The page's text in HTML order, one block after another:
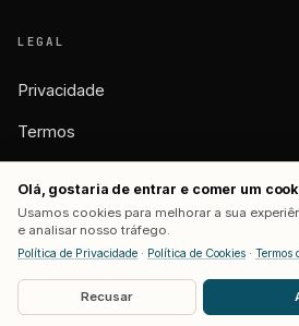
LEGAL
Privacidade
Termos
FEITO COM CAFÉ POR
MATHEUS
Olá, gostaria de entrar e comer um
Usamos cookies para melhorar a sua
e analisar nosso tráfego.
Política de Privacidade · Política de Cookies · Termos
Recusar